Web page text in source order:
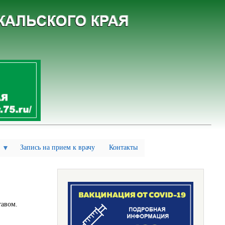
Запись на прием к врачу Контакты